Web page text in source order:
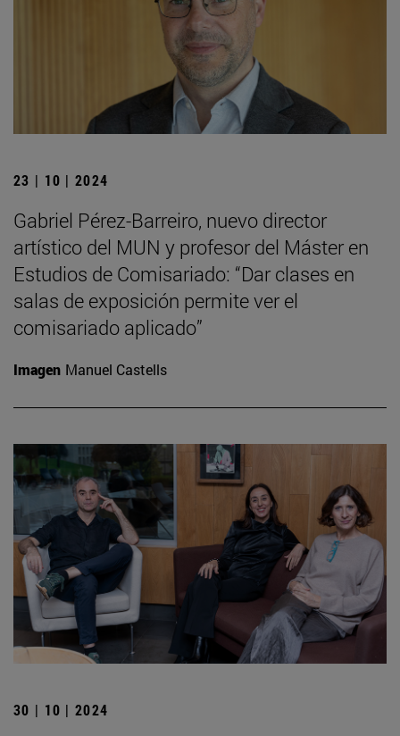
23 | 10 | 2024
Gabriel Pérez-Barreiro, nuevo director
artístico del MUN y profesor del Máster en
Estudios de Comisariado: “Dar clases en
salas de exposición permite ver el
comisariado aplicado”
Imagen Manuel Castells
30 | 10 | 2024